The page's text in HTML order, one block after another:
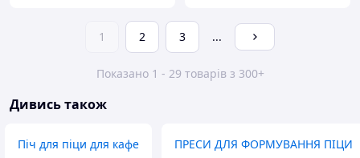
1 2 3 ...
Показано 1 - 29 товарів з 300+
Дивись також
Піч для піци для кафе ПРЕСИ ДЛЯ ФОРМУВАННЯ ПІЦИ